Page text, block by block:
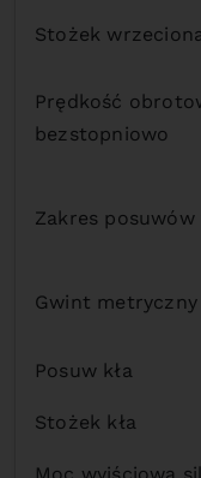
Stożek wrzeciona
Prędkość
bezstopniowo
Zakres posuwów
Gwint metryczny
Posuw kła
Stożek kła
Moc wyjściowa